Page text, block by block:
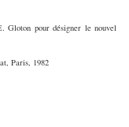
Gloton pour désigner le nouvel
Paris, 1982